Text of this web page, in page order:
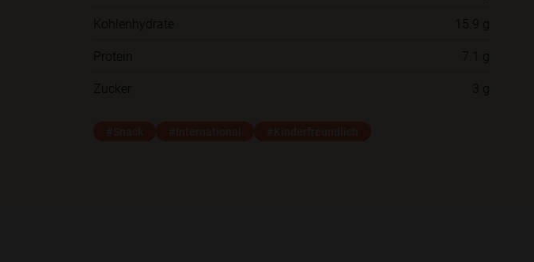
Kohlenhydrate
15.9 g
Protein
7.1 g
Zucker
3 g